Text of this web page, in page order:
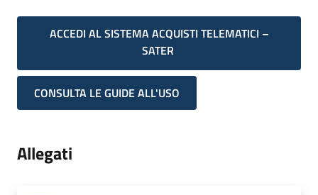
ACCEDI AL SISTEMA ACQUISTI TELEMATICI –
SATER
CONSULTA LE GUIDE ALL'USO
Allegati